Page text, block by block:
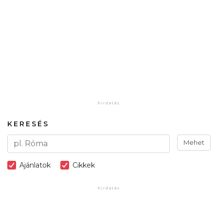
KERESÉS
Mehet
Ajánlatok Cikkek